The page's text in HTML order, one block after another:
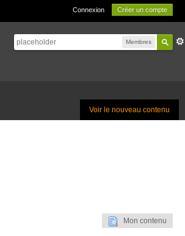
Connexion Créer un compte
Membres
Voir le nouveau contenu
Mon contenu